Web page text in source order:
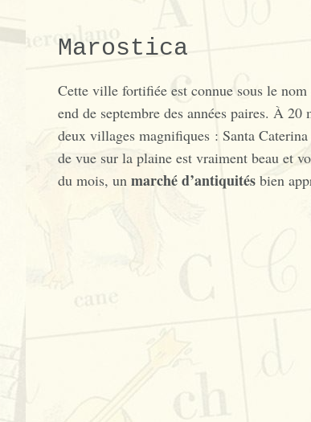
Marostica
Cette ville fortifiée est connue sous le
end de septembre des années paires. À
deux villages magnifiques : Santa
de vue sur la plaine est vraiment beau et
du mois, un marché d’antiquités bien